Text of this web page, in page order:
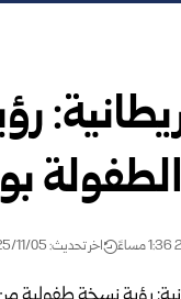
اخر تحديث: 2025/11/05 1:36 مساءً